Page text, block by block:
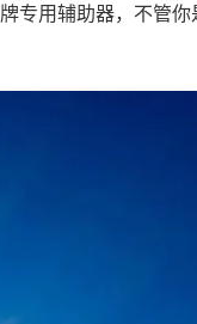
专用辅助器，不管你